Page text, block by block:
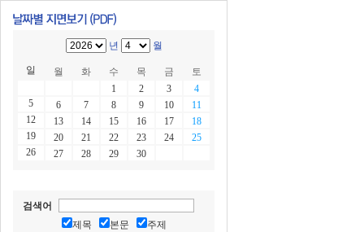
년 월
일 월 화 수 목 금
토
1
2 3
4
5
6 7 8 9 10
11
12
13 14 15 16 17
18
19
20 21 22 23 24
25
26
27 28 29 30
검색어
제목
본문
주제